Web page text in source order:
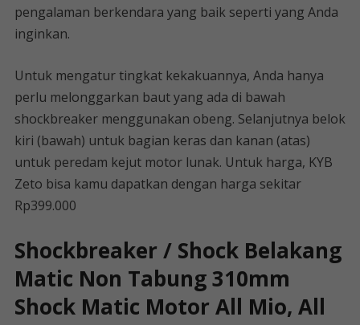
pengalaman berkendara yang baik seperti yang Anda
inginkan.
Untuk mengatur tingkat kekakuannya, Anda hanya
perlu melonggarkan baut yang ada di bawah
shockbreaker menggunakan obeng. Selanjutnya belok
kiri (bawah) untuk bagian keras dan kanan (atas)
untuk peredam kejut motor lunak. Untuk harga, KYB
Zeto bisa kamu dapatkan dengan harga sekitar
Rp399.000
Shockbreaker / Shock Belakang
Matic Non Tabung 310mm
Shock Matic Motor All Mio, All